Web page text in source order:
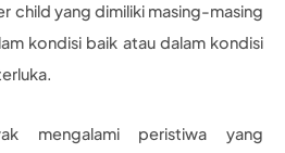
child yang dimiliki masing-masing
kondisi baik atau dalam kondisi
mengalami peristiwa yang